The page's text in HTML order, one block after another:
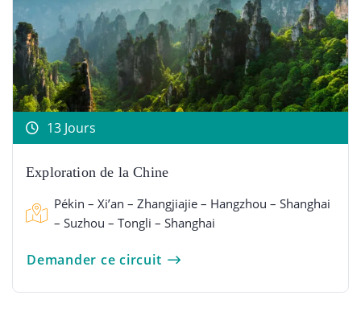
13 Jours
Exploration de la Chine
Pékin – Xi’an – Zhangjiajie – Hangzhou – Shanghai
– Suzhou – Tongli – Shanghai
Demander ce circuit